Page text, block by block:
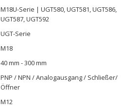
M18U-Serie | UGT580, UGT581, UGT586,
UGT587, UGT592
UGT-Serie
M18
40 mm - 300 mm
PNP / NPN / Analogausgang / Schließer/
Öffner
M12